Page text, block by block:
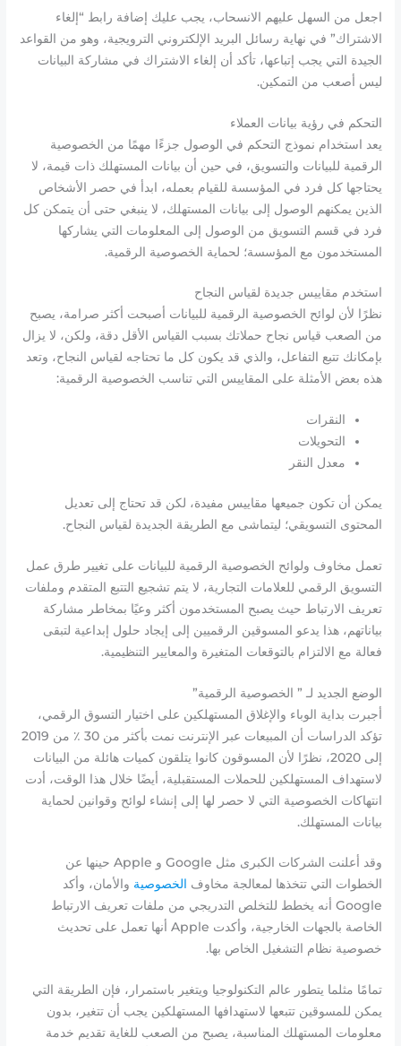
اجعل من السهل عليهم الانسحاب، يجب عليك إضافة رابط “إلغاء
الاشتراك” في نهاية رسائل البريد الإلكتروني الترويجية، وهو من القواعد
الجيدة التي يجب إتباعها، تأكد أن إلغاء الاشتراك في مشاركة البيانات
ليس أصعب من التمكين.
التحكم في رؤية بيانات العملاء
يعد استخدام نموذج التحكم في الوصول جزءًا مهمًا من الخصوصية
الرقمية للبيانات والتسويق، في حين أن بيانات المستهلك ذات قيمة، لا
يحتاجها كل فرد في المؤسسة للقيام بعمله، ابدأ في حصر الأشخاص
الذين يمكنهم الوصول إلى بيانات المستهلك، لا ينبغي حتى أن يتمكن كل
فرد في قسم التسويق من الوصول إلى المعلومات التي يشاركها
المستخدمون مع المؤسسة؛ لحماية الخصوصية الرقمية.
استخدم مقاييس جديدة لقياس النجاح
نظرًا لأن لوائح الخصوصية الرقمية للبيانات أصبحت أكثر صرامة، يصبح
من الصعب قياس نجاح حملاتك بسبب القياس الأقل دقة، ولكن، لا يزال
بإمكانك تتبع التفاعل، والذي قد يكون كل ما تحتاجه لقياس النجاح، وتعد
هذه بعض الأمثلة على المقاييس التي تناسب الخصوصية الرقمية:
النقرات
التحويلات
معدل النقر
يمكن أن تكون جميعها مقاييس مفيدة، لكن قد تحتاج إلى تعديل
المحتوى التسويقي؛ ليتماشى مع الطريقة الجديدة لقياس النجاح.
تعمل مخاوف ولوائح الخصوصية الرقمية للبيانات على تغيير طرق عمل
التسويق الرقمي للعلامات التجارية، لا يتم تشجيع التتبع المتقدم وملفات
تعريف الارتباط حيث يصبح المستخدمون أكثر وعيًا بمخاطر مشاركة
بياناتهم، هذا يدعو المسوقين الرقميين إلى إيجاد حلول إبداعية لتبقى
فعالة مع الالتزام بالتوقعات المتغيرة والمعايير التنظيمية.
الوضع الجديد لـ ” الخصوصية الرقمية”
أجبرت بداية الوباء والإغلاق المستهلكين على اختيار التسوق الرقمي،
تؤكد الدراسات أن المبيعات عبر الإنترنت نمت بأكثر من 30 ٪ من 2019
إلى 2020، نظرًا لأن المسوقون كانوا يتلقون كميات هائلة من البيانات
لاستهداف المستهلكين للحملات المستقبلية، أيضًا خلال هذا الوقت، أدت
انتهاكات الخصوصية التي لا حصر لها إلى إنشاء لوائح وقوانين لحماية
بيانات المستهلك.
وقد أعلنت الشركات الكبرى مثل Google و Apple حينها عن
الخطوات التي تتخذها لمعالجة مخاوف الخصوصية والأمان، وأكد
Google أنه يخطط للتخلص التدريجي من ملفات تعريف الارتباط
الخاصة بالجهات الخارجية، وأكدت Apple أنها تعمل على تحديث
خصوصية نظام التشغيل الخاص بها.
تمامًا مثلما يتطور عالم التكنولوجيا ويتغير باستمرار، فإن الطريقة التي
يمكن للمسوقين تتبعها لاستهدافها المستهلكين يجب أن تتغير، بدون
معلومات المستهلك المناسبة، يصبح من الصعب للغاية تقديم خدمة